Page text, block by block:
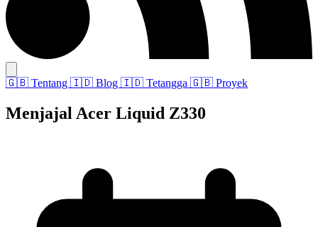
🇬🇧 Tentang 🇮🇩 Blog 🇮🇩 Tetangga 🇬🇧 Proyek
Menjajal Acer Liquid Z330